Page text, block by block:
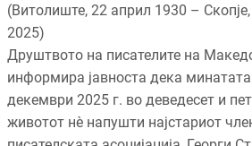
(Витолиште, 22 април 1930 –
2025)
Друштвото на писателите на
информира јавноста дека
декември 2025 г. во деведесет и
животот нè напушти најстариот